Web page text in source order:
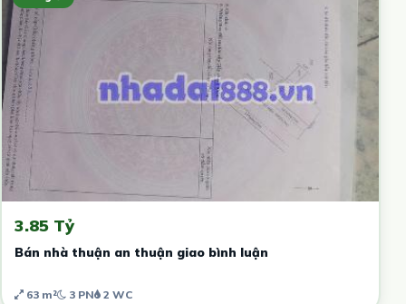
3.85 Tỷ
Bán nhà thuận an thuận giao bình luận
63 m² 3 PN 2 WC